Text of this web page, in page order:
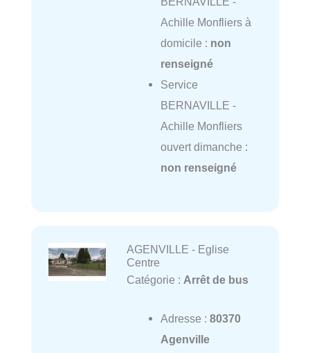
Achille Monfliers à
domicile : non
renseigné
Service
BERNAVILLE -
Achille Monfliers
ouvert dimanche :
non renseigné
AGENVILLE - Eglise
Centre
Catégorie : Arrêt de bus
Adresse : 80370
Agenville